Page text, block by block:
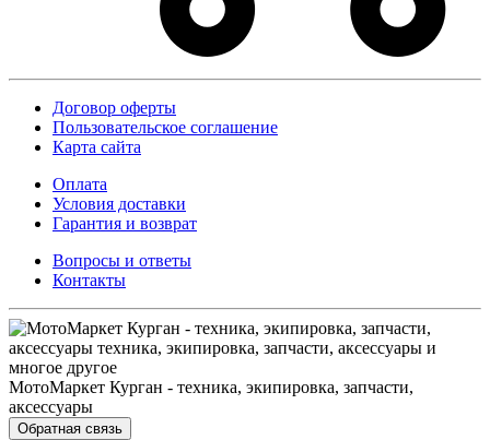
Договор оферты
Пользовательское соглашение
Карта сайта
Оплата
Условия доставки
Гарантия и возврат
Вопросы и ответы
Контакты
МотоМаркет Курган - техника, экипировка, запчасти,
аксессуары
Обратная связь